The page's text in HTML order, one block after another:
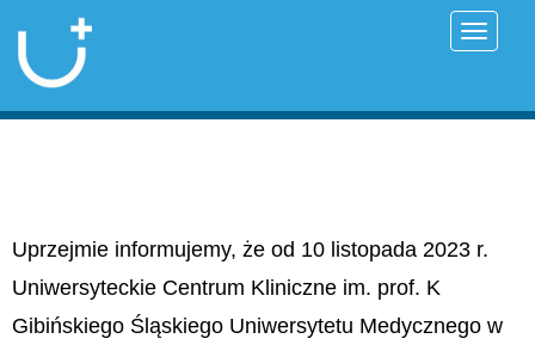
Uprzejmie informujemy, że od 10 listopada 2023 r.
Uniwersyteckie Centrum Kliniczne im. prof. K
Gibińskiego Śląskiego Uniwersytetu Medycznego w